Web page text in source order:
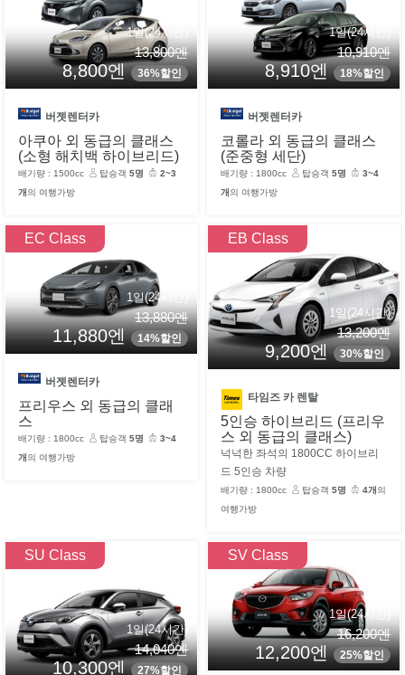
1일(24시간)
13,800엔
8,800엔 36%할인
버젯렌터카
아쿠아 외 동급의 클래스
(소형 해치백 하이브리드)
배기량 : 1500cc 탑승객5명
2~3
개 의 여행가방
1일(24시간)
10,910엔
8,910엔 18%할인
버젯렌터카
코롤라 외 동급의 클래스
(준중형 세단)
배기량 : 1800cc 탑승객5명
3~4
개 의 여행가방
EC Class
1일(24시간)
13,880엔
11,880엔 14%할인
버젯렌터카
프리우스 외 동급의 클래
스
배기량 : 1800cc 탑승객5명
3~4
개 의 여행가방
EB Class
1일(24시간)
13,200엔
9,200엔 30%할인
타임즈 카 렌탈
5인승 하이브리드 (프리우
스 외 동급의 클래스)
넉넉한 좌석의 1800CC 하이브리
드 5인승 차량
배기량 : 1800cc 탑승객5명 4개 의
여행가방
SU Class
1일(24시간)
14,040엔
10,300엔 27%할인
SV Class
1일(24시간)
16,200엔
12,200엔 25%할인